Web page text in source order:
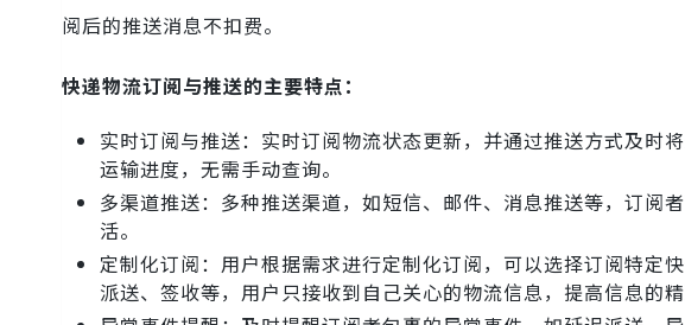
阅后的推送消息不扣费。
快递物流订阅与推送的主要特点：
实时订阅与推送：实时订阅物流状态更新，并通过推送方式及时
运输进度，无需手动查询。
多渠道推送：多种推送渠道，如短信、邮件、消息推送等，订阅
活。
定制化订阅：用户根据需求进行定制化订阅，可以选择订阅特定
派送、签收等，用户只接收到自己关心的物流信息，提高信息的精